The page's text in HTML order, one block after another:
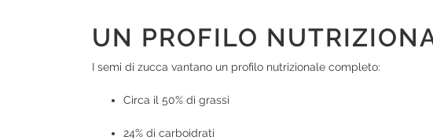
UN PROFILO
I semi di zucca vantano un profilo nutrizionale completo:
Circa il 50% di grassi
24% di carboidrati